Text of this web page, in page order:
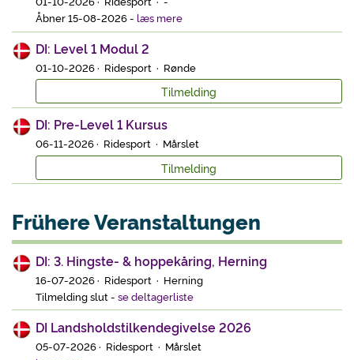
Åbner 15-08-2026- læs mere
DI: Level 1 Modul 2
01-10-2026 · Ridesport · Rønde
Tilmelding
DI: Pre-Level 1 Kursus
06-11-2026 · Ridesport · Mårslet
Tilmelding
Frühere Veranstaltungen
DI: 3. Hingste- & hoppekåring, Herning
16-07-2026 · Ridesport · Herning
Tilmelding slut - se deltagerliste
DI Landsholdstilkendegivelse 2026
05-07-2026 · Ridesport · Mårslet